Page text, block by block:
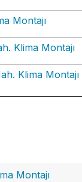
Montajı
Klima Montajı
Klima Montajı
Montajı